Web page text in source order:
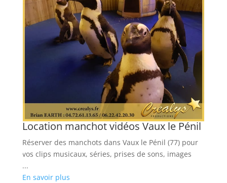
Location manchot vidéos Vaux le Pénil
Réserver des manchots dans Vaux le Pénil (77) pour
vos clips musicaux, séries, prises de sons, images
...
En savoir plus